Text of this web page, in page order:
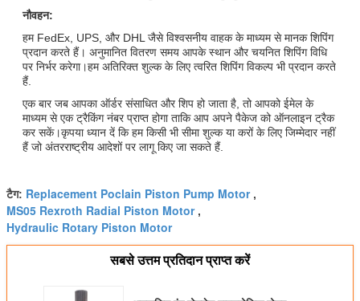
नौवहन:
हम FedEx, UPS, और DHL जैसे विश्वसनीय वाहक के माध्यम से मानक शिपिंग
प्रदान करते हैं। अनुमानित वितरण समय आपके स्थान और चयनित शिपिंग विधि
पर निर्भर करेगा।हम अतिरिक्त शुल्क के लिए त्वरित शिपिंग विकल्प भी प्रदान करते
हैं.
एक बार जब आपका ऑर्डर संसाधित और शिप हो जाता है, तो आपको ईमेल के
माध्यम से एक ट्रैकिंग नंबर प्राप्त होगा ताकि आप अपने पैकेज को ऑनलाइन ट्रैक
कर सकें।कृपया ध्यान दें कि हम किसी भी सीमा शुल्क या करों के लिए जिम्मेदार नहीं
हैं जो अंतरराष्ट्रीय आदेशों पर लागू किए जा सकते हैं.
टैग: Replacement Poclain Piston Pump Motor,
MS05 Rexroth Radial Piston Motor,
Hydraulic Rotary Piston Motor
सबसे उत्तम प्रतिदान प्राप्त करें